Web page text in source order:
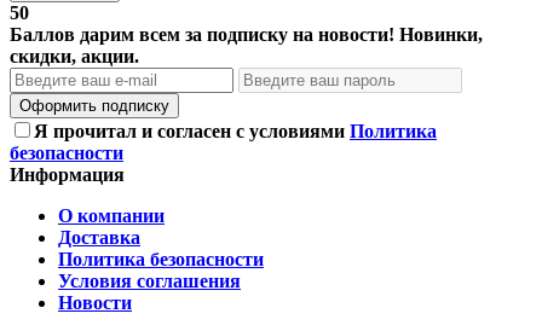
50
Баллов дарим всем за подписку на новости! Новинки,
скидки, акции.
Оформить подписку
Я прочитал и согласен с условиями Политика
безопасности
Информация
О компании
Доставка
Политика безопасности
Условия соглашения
Новости